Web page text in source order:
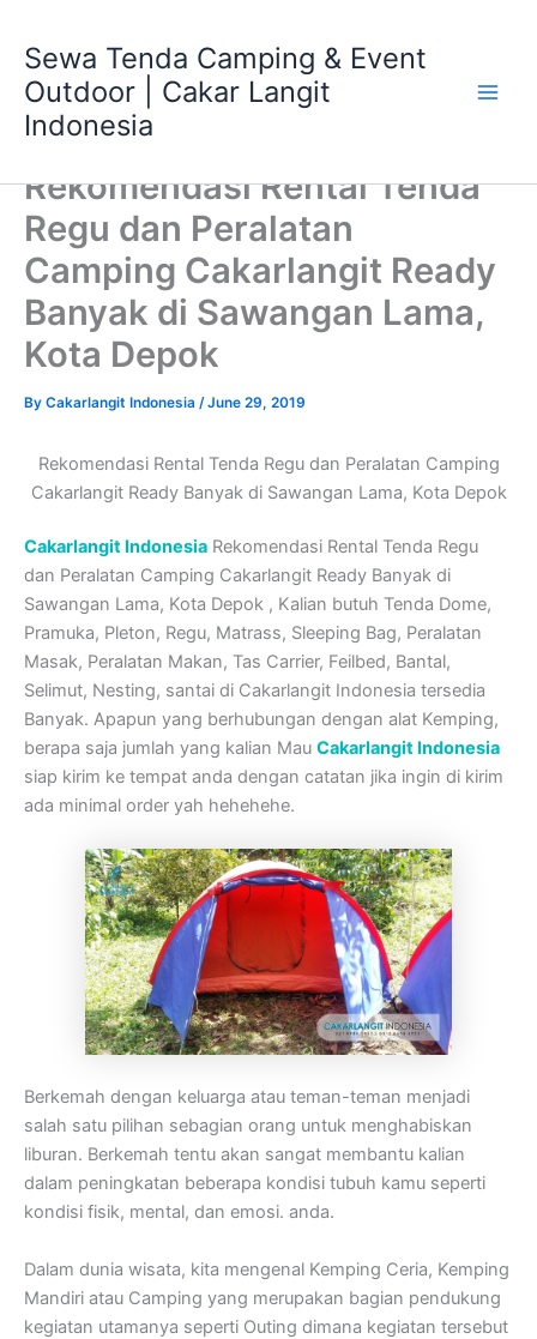
content
Sewa Tenda Camping & Event
Outdoor | Cakar Langit
Indonesia
Rekomendasi Rental Tenda
Regu dan Peralatan
Camping Cakarlangit Ready
Banyak di Sawangan Lama,
Kota Depok
By Cakarlangit Indonesia /June 29, 2019
Rekomendasi Rental Tenda Regu dan Peralatan Camping
Cakarlangit Ready Banyak di Sawangan Lama, Kota Depok
Cakarlangit Indonesia Rekomendasi Rental Tenda Regu
dan Peralatan Camping Cakarlangit Ready Banyak di
Sawangan Lama, Kota Depok , Kalian butuh Tenda Dome,
Pramuka, Pleton, Regu, Matrass, Sleeping Bag, Peralatan
Masak, Peralatan Makan, Tas Carrier, Feilbed, Bantal,
Selimut, Nesting, santai di Cakarlangit Indonesia tersedia
Banyak. Apapun yang berhubungan dengan alat Kemping,
berapa saja jumlah yang kalian Mau Cakarlangit Indonesia
siap kirim ke tempat anda dengan catatan jika ingin di kirim
ada minimal order yah hehehehe.
Berkemah dengan keluarga atau teman-teman menjadi
salah satu pilihan sebagian orang untuk menghabiskan
liburan. Berkemah tentu akan sangat membantu kalian
dalam peningkatan beberapa kondisi tubuh kamu seperti
kondisi fisik, mental, dan emosi. anda.
Dalam dunia wisata, kita mengenal Kemping Ceria, Kemping
Mandiri atau Camping yang merupakan bagian pendukung
kegiatan utamanya seperti Outing dimana kegiatan tersebut